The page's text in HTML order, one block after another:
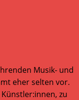
Musik- und
eher selten vor.
zu